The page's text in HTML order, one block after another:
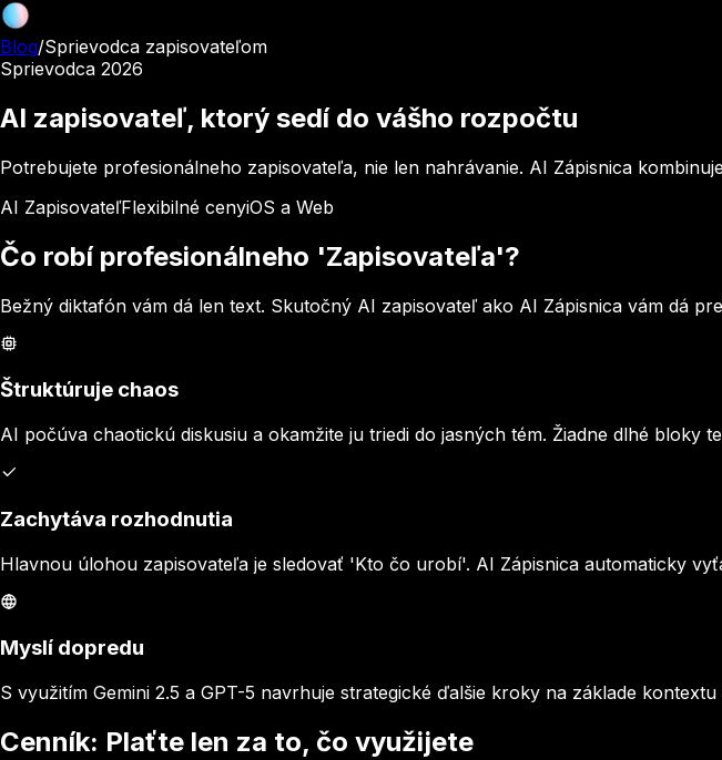
Blog/Sprievodca zapisovateľom
Sprievodca 2026
AI zapisovateľ, ktorý sedí do vášho rozpočtu
Potrebujete profesionálneho zapisovateľa, nie len nahrávanie. AI Zápisnica
AI ZapisovateľFlexibilné cenyiOS a Web
Čo robí profesionálneho 'Zapisovateľa'?
Bežný diktafón vám dá len text. Skutočný AI zapisovateľ ako AI Zápisnica vám dá
Štruktúruje chaos
AI počúva chaotickú diskusiu a okamžite ju triedi do jasných tém. Žiadne dlhé bloky
Zachytáva rozhodnutia
Hlavnou úlohou zapisovateľa je sledovať 'Kto čo urobí'. AI Zápisnica automaticky
Myslí dopredu
S využitím Gemini 2.5 a GPT-5 navrhuje strategické ďalšie kroky na základe kontextu
Cenník: Plaťte len za to, čo využijete